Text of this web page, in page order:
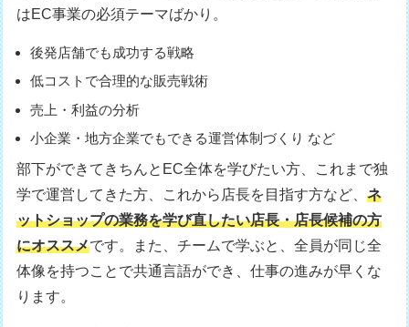
はEC事業の必須テーマばかり。
後発店舗でも成功する戦略
低コストで合理的な販売戦術
売上・利益の分析
小企業・地方企業でもできる運営体制づくり など
部下ができてきちんとEC全体を学びたい方、これまで独
学で運営してきた方、これから店長を目指す方など、ネ
ットショップの業務を学び直したい店長・店長候補の方
にオススメです。また、チームで学ぶと、全員が同じ全
体像を持つことで共通言語ができ、仕事の進みが早くな
ります。